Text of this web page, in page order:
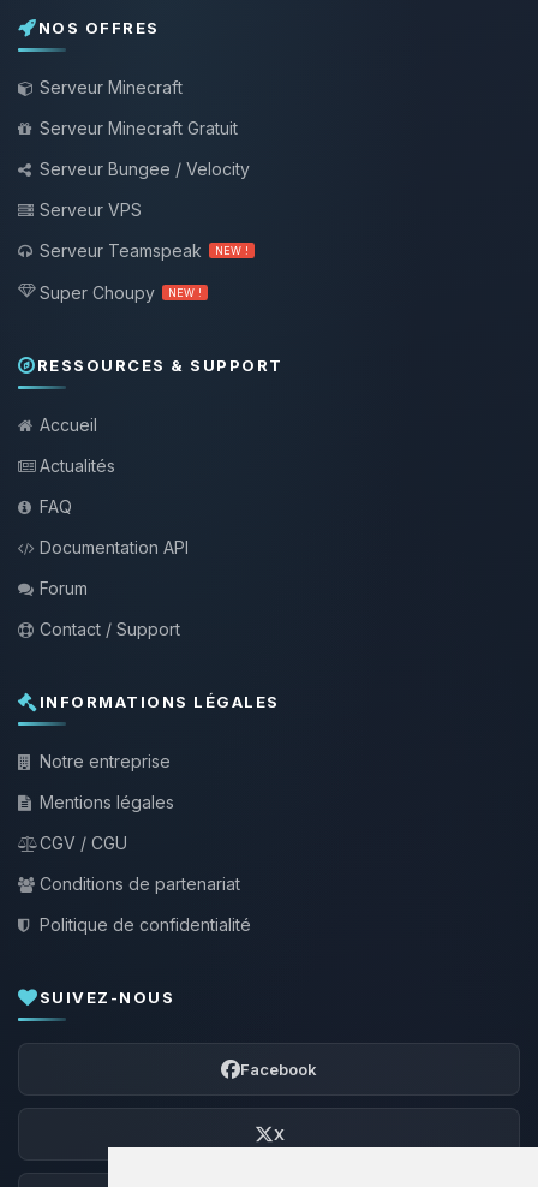
NOS OFFRES
Serveur Minecraft
Serveur Minecraft Gratuit
Serveur Bungee / Velocity
Serveur VPS
Serveur Teamspeak
NEW !
Super Choupy NEW !
RESSOURCES & SUPPORT
Accueil
Actualités
FAQ
Documentation API
Forum
Contact / Support
INFORMATIONS LÉGALES
Notre entreprise
Mentions légales
CGV / CGU
Conditions de partenariat
Politique de confidentialité
SUIVEZ-NOUS
Facebook
X